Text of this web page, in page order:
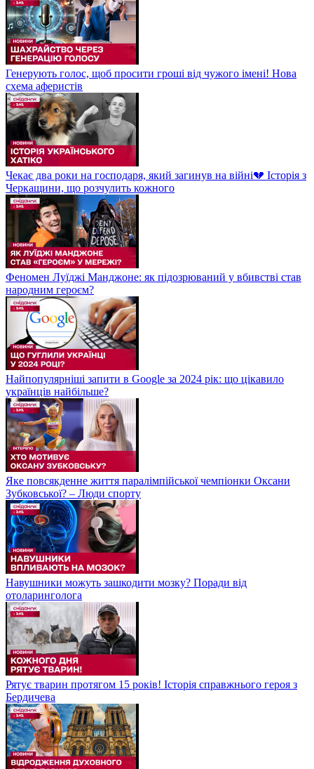
Генерують голос, щоб просити гроші від чужого імені! Нова
схема аферистів
Чекає два роки на господаря, який загинув на війні💔 Історія з
Черкащини, що розчулить кожного
Феномен Луїджі Манджоне: як підозрюваний у вбивстві став
народним героєм?
Найпопулярніші запити в Google за 2024 рік: що цікавило
українців найбільше?
Яке повсякденне життя паралімпійської чемпіонки Оксани
Зубковської? – Люди спорту
Навушники можуть зашкодити мозку? Поради від
отоларинголога
Рятує тварин протягом 15 років! Історія справжнього героя з
Бердичева